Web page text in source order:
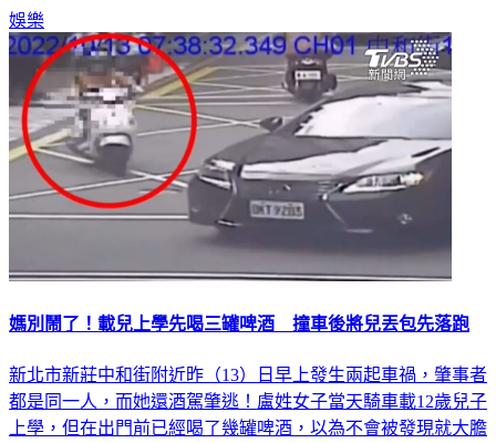
娛樂
媽別鬧了！載兒上學先喝三罐啤酒 撞車後將兒丟包先落跑
新北市新莊中和街附近昨（13）日早上發生兩起車禍，肇事者
都是同一人，而她還酒駕肇逃！盧姓女子當天騎車載12歲兒子
上學，但在出門前已經喝了幾罐啤酒，以為不會被發現就大膽